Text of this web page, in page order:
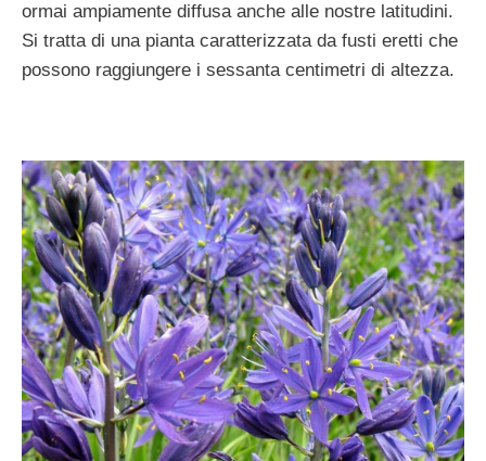
ormai ampiamente diffusa anche alle nostre latitudini.
Si tratta di una pianta caratterizzata da fusti eretti che
possono raggiungere i sessanta centimetri di altezza.